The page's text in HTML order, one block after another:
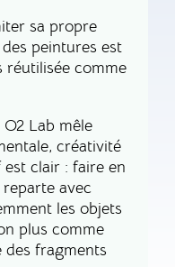
sa propre
peintures est
réutilisée comme
Lab mêle
créativité
clair : faire en
avec
les objets
plus comme
des fragments